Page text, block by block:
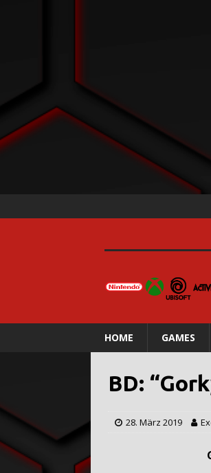
HOME GAMES
BD:
28. März 2019
Getestet